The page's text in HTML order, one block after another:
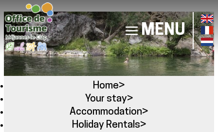
MENU
Home>
Your stay>
Accommodation>
Holiday Rentals>